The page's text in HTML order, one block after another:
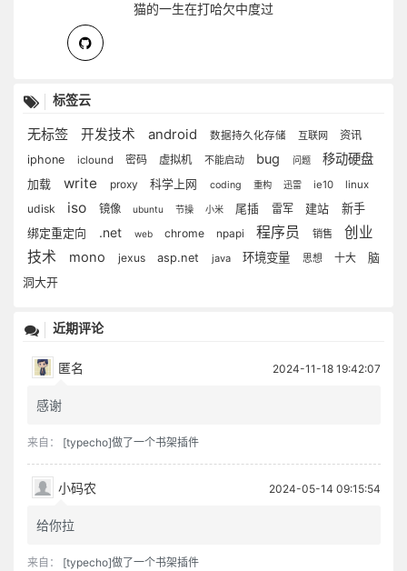
猫的一生在打哈欠中度过
标签云
无标签 开发技术 android 数据持久化存储 互联网
资讯
iphone
iclound 密码 虚拟机 不能启动 bug 问题 移动硬盘
加载 write proxy 科学上网 coding 重构 迅雷 ie10 linux
udisk iso 镜像 ubuntu 节操 小米 尾插 雷军 建站
新手
绑定重定向
.net web chrome npapi 程序员 销售
创业
技术
mono jexus asp.net java 环境变量 思想 十大
脑
洞大开
近期评论
匿名 2024-11-18 19:42:07
感谢
来自： [typecho]做了一个书架插件
小码农 2024-05-14 09:15:54
给你拉
来自： [typecho]做了一个书架插件